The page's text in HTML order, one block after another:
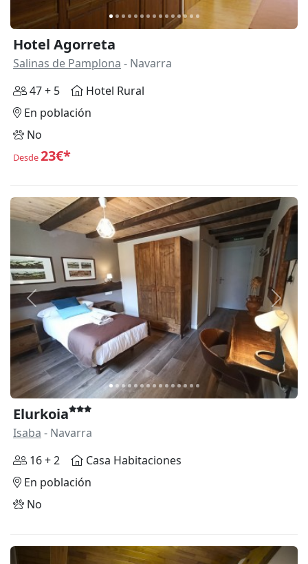
Hotel Agorreta
Salinas de Pamplona - Navarra
47 + 5
Hotel Rural
En población
No
Desde23€*
Anterior
Elurkoia
Isaba - Navarra
16 + 2
Casa Habitaciones
En población
No